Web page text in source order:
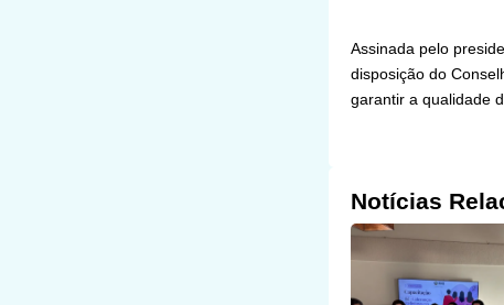
Assinada pelo
disposição do
garantir a qualidade
Notícias